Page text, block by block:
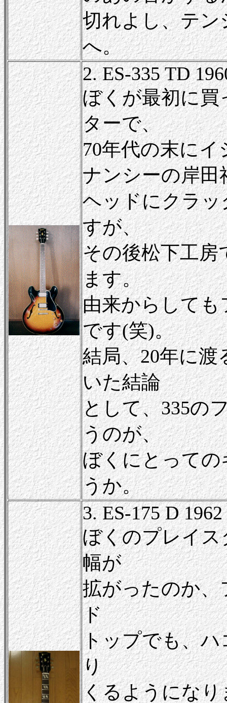
切れよし、テ
へ。
2. ES-335 TD
ぼくが最初に
ターで、
70年代の末に
ナンシーの岸田
ヘッドにクラ
すが、
その後松下工
ます。
由来からして
です(笑)。
結局、20年に
いた結論
として、335の
うのが、
ぼくにとって
うか。
3. ES-175 D
ぼくのプレイス
幅が
拡がったのか
ド
トップでも、
り
くるようになり